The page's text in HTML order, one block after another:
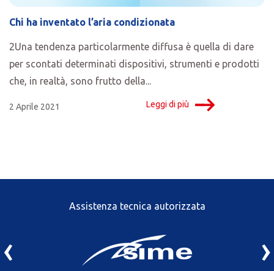
Chi ha inventato l’aria condizionata
2Una tendenza particolarmente diffusa è quella di dare
per scontati determinati dispositivi, strumenti e prodotti
che, in realtà, sono frutto della...
2 Aprile 2021 Leggi di più
Assistenza tecnica autorizzata
‹ ›